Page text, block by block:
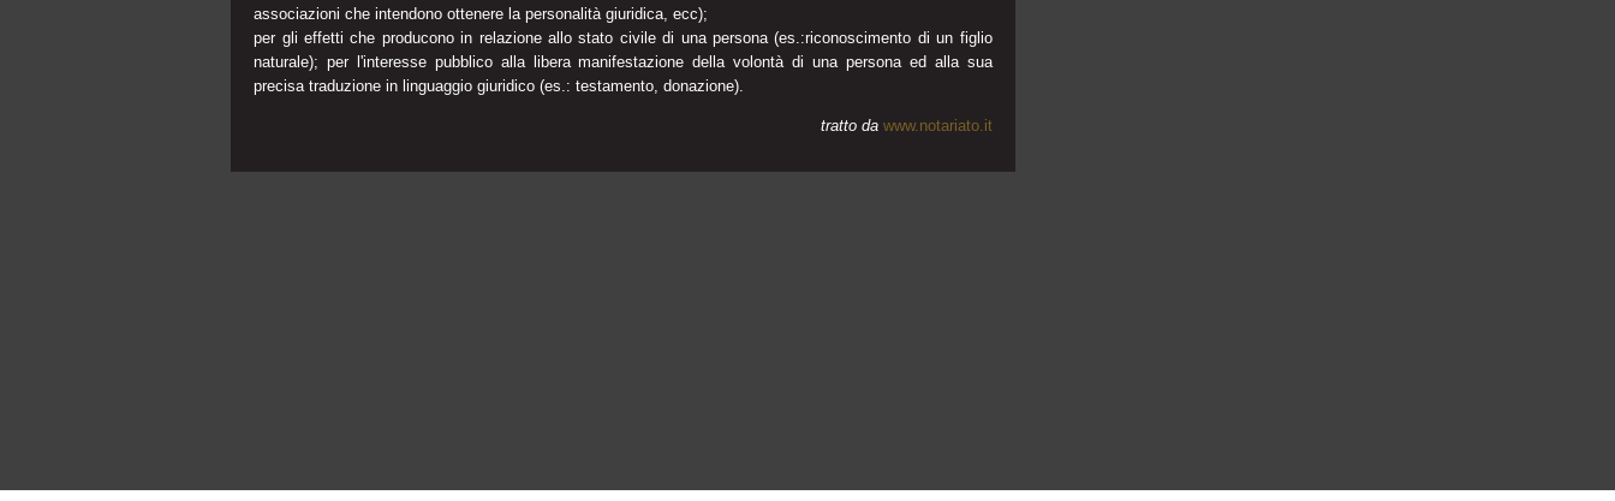
associazioni che intendono ottenere la personalità giuridica, ecc);
per gli effetti che producono in relazione allo stato civile di una persona (es.:riconoscimento di un figlio
naturale); per l'interesse pubblico alla libera manifestazione della volontà di una persona ed alla sua
precisa traduzione in linguaggio giuridico (es.: testamento, donazione).
tratto da www.notariato.it